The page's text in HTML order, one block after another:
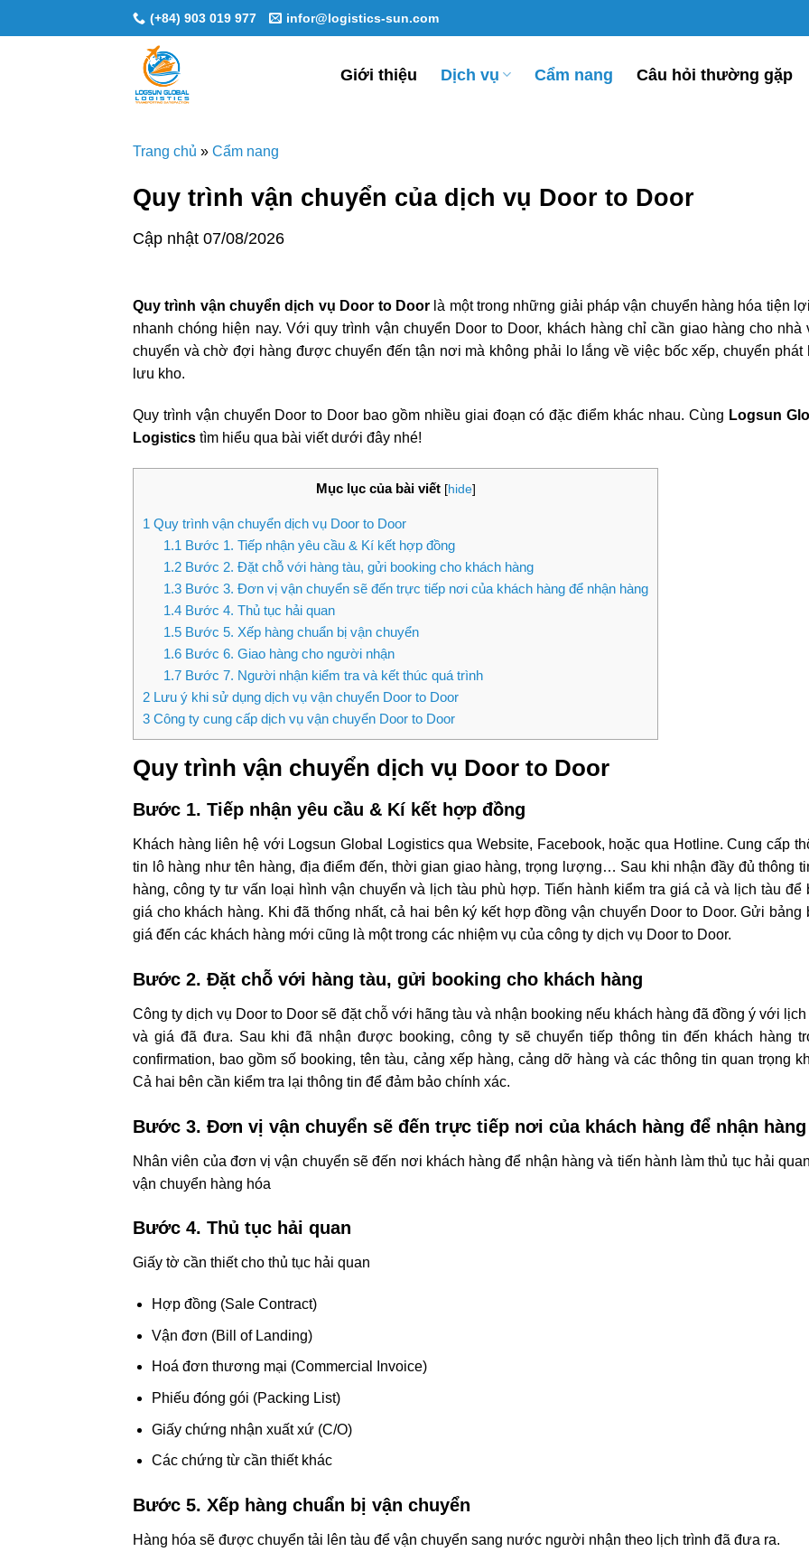
to
(+84) 903 019 977 infor@logistics-sun.com
Giới thiệu Dịch vụ Cẩm nang Câu hỏi thường gặp
Trang chủ » Cẩm nang
Quy trình vận chuyển của dịch vụ Door to Door
Cập nhật 07/08/2026
Quy trình vận chuyển dịch vụ Door to Doorlà một trong những giải pháp vận chuyển hàng hóa tiện
nhanh chóng hiện nay. Với quy trình vận chuyển Door to Door, khách hàng chỉ cần giao hàng cho nhà
chuyển và chờ đợi hàng được chuyển đến tận nơi mà không phải lo lắng về việc bốc xếp, chuyển phát
lưu kho.
Quy trình vận chuyển Door to Door bao gồm nhiều giai đoạn có đặc điểm khác nhau. Cùng Logsun
Logistics tìm hiểu qua bài viết dưới đây nhé!
Mục lục của bài viết [hide]
1 Quy trình vận chuyển dịch vụ Door to Door
1.1 Bước 1. Tiếp nhận yêu cầu & Kí kết hợp đồng
1.2Bước 2. Đặt chỗ với hàng tàu, gửi booking cho khách hàng
1.3Bước 3. Đơn vị vận chuyển sẽ đến trực tiếp nơi của khách hàng để nhận hàng
1.4Bước 4. Thủ tục hải quan
1.5Bước 5. Xếp hàng chuẩn bị vận chuyển
1.6Bước 6. Giao hàng cho người nhận
1.7Bước 7. Người nhận kiểm tra và kết thúc quá trình
2 Lưu ý khi sử dụng dịch vụ vận chuyển Door to Door
3 Công ty cung cấp dịch vụ vận chuyển Door to Door
Quy trình vận chuyển dịch vụ Door to Door
Bước 1. Tiếp nhận yêu cầu & Kí kết hợp đồng
Khách hàng liên hệ với Logsun Global Logistics qua Website, Facebook, hoặc qua Hotline. Cung cấp
tin lô hàng như tên hàng, địa điểm đến, thời gian giao hàng, trọng lượng… Sau khi nhận đầy đủ thông
hàng, công ty tư vấn loại hình vận chuyển và lịch tàu phù hợp. Tiến hành kiểm tra giá cả và lịch tàu để
giá cho khách hàng. Khi đã thống nhất, cả hai bên ký kết hợp đồng vận chuyển Door to Door. Gửi bảng
giá đến các khách hàng mới cũng là một trong các nhiệm vụ của công ty dịch vụ Door to Door.
Bước 2. Đặt chỗ với hàng tàu, gửi booking cho khách hàng
Công ty dịch vụ Door to Door sẽ đặt chỗ với hãng tàu và nhận booking nếu khách hàng đã đồng ý với lịch
và giá đã đưa. Sau khi đã nhận được booking, công ty sẽ chuyển tiếp thông tin đến khách hàng
confirmation, bao gồm số booking, tên tàu, cảng xếp hàng, cảng dỡ hàng và các thông tin quan trọng
Cả hai bên cần kiểm tra lại thông tin để đảm bảo chính xác.
Bước 3. Đơn vị vận chuyển sẽ đến trực tiếp nơi của khách hàng để nhận hàng
Nhân viên của đơn vị vận chuyển sẽ đến nơi khách hàng để nhận hàng và tiến hành làm thủ tục hải
vận chuyển hàng hóa
Bước 4. Thủ tục hải quan
Giấy tờ cần thiết cho thủ tục hải quan
Hợp đồng (Sale Contract)
Vận đơn (Bill of Landing)
Hoá đơn thương mại (Commercial Invoice)
Phiếu đóng gói (Packing List)
Giấy chứng nhận xuất xứ (C/O)
Các chứng từ cần thiết khác
Bước 5. Xếp hàng chuẩn bị vận chuyển
Hàng hóa sẽ được chuyển tải lên tàu để vận chuyển sang nước người nhận theo lịch trình đã đưa ra.